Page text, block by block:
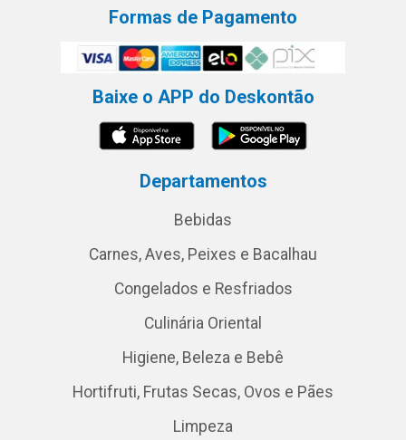
Formas de Pagamento
Baixe o APP do Deskontão
Departamentos
Bebidas
Carnes, Aves, Peixes e Bacalhau
Congelados e Resfriados
Culinária Oriental
Higiene, Beleza e Bebê
Hortifruti, Frutas Secas, Ovos e Pães
Limpeza